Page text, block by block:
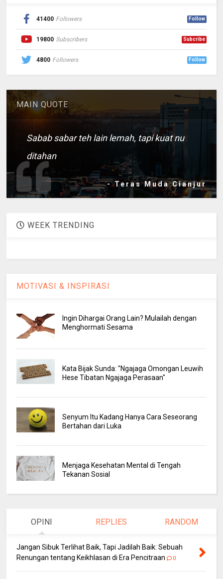
41400 Followers Follow
19800 Subscribers Subcribe
4800 Followers Follow
MAIN QUOTE
Sabab sabar teh lain lemah, tapi kuat nu
ditahan
- Teras Muda Cianjur
WEEK TRENDING
MOTIVASI & INSPIRASI
Ingin Dihargai Orang Lain? Mulailah dengan
Menghormati Sesama
Kata Bijak Sunda: "Ngajaga Omongan Leuwih
Hese Tibatan Ngajaga Perasaan"
Senyum Itu Kadang Hanya Cara Seseorang
Bertahan dari Luka
Menjaga Kesehatan Mental di Tengah
Tekanan Sosial
OPINI REPLIES RANDOM
Jangan Sibuk Terlihat Baik, Tapi Jadilah Baik: Sebuah
Renungan tentang Keikhlasan di Era Pencitraan
0